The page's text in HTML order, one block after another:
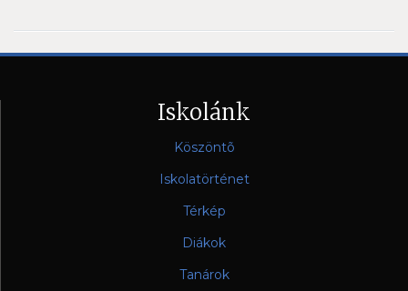
Iskolánk
Köszöntõ
Iskolatörténet
Térkép
Diákok
Tanárok